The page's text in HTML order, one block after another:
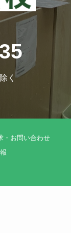
く
・お問い合わせ